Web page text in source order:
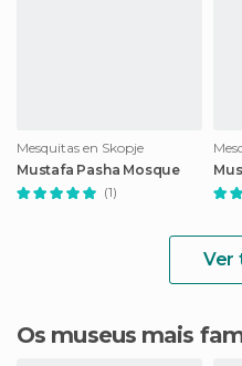
Mesquitas en Skopje
Mustafa Pasha Mosque
(1)
Ver
Os museus mais